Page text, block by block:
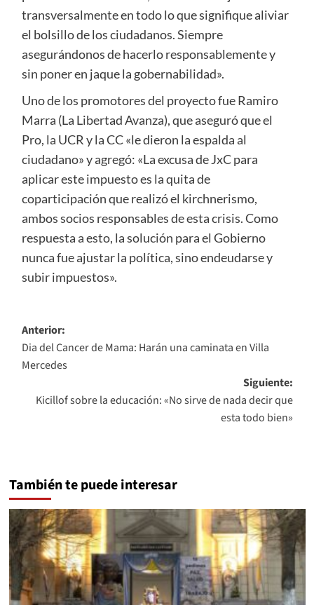
transversalmente en todo lo que signifique aliviar
el bolsillo de los ciudadanos. Siempre
asegurándonos de hacerlo responsablemente y
sin poner en jaque la gobernabilidad».
Uno de los promotores del proyecto fue Ramiro
Marra (La Libertad Avanza), que aseguró que el
Pro, la UCR y la CC «le dieron la espalda al
ciudadano» y agregó: «La excusa de JxC para
aplicar este impuesto es la quita de
coparticipación que realizó el kirchnerismo,
ambos socios responsables de esta crisis. Como
respuesta a esto, la solución para el Gobierno
nunca fue ajustar la política, sino endeudarse y
subir impuestos».
Navegación
de
entradas
Anterior:
Dia del Cancer de Mama: Harán una caminata en Villa
Mercedes
Siguiente:
Kicillof sobre la educación: «No sirve de nada decir que
esta todo bien»
También te puede interesar